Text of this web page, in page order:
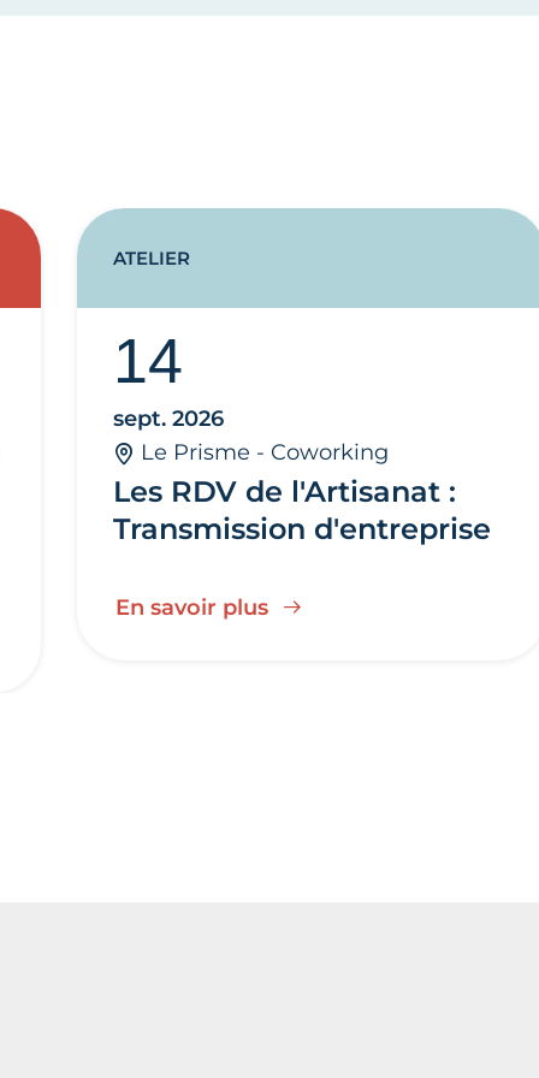
Les RDV de l'Artisanat :
Transmission d'entreprise
14
sept. 2026
Le Prisme - Coworking
En savoir plus
ATELIER